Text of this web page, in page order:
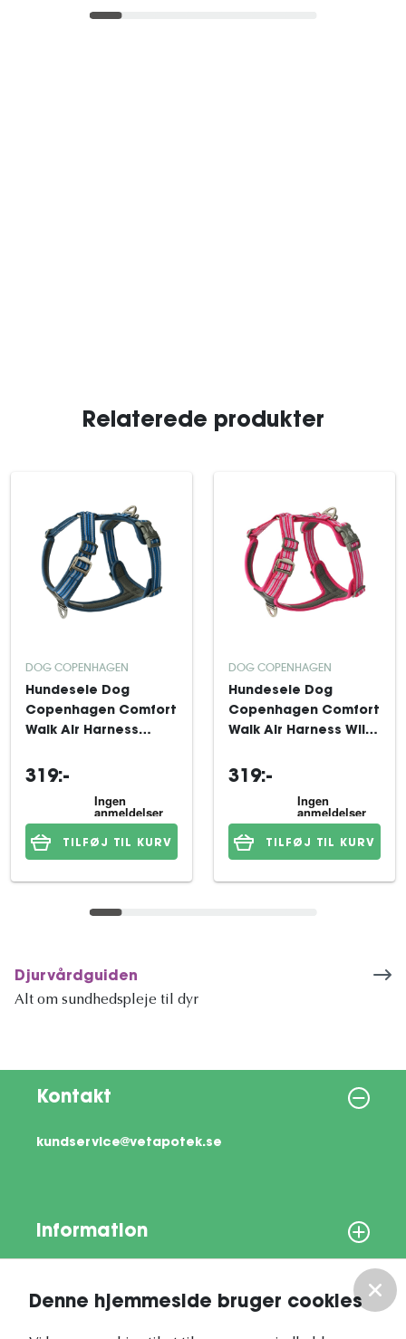
Denne hjemmeside bruger cookies
Relaterede produkter
DOG COPENHAGEN
Hundesele Dog
Copenhagen Comfort
Walk Air Harness
319:-
TILFØJ TIL KURV
DOG COPENHAGEN
Hundesele Dog
Copenhagen Comfort
Walk Air Harness Wild
319:-
TILFØJ TIL KURV
Djurvårdguiden
Alt om sundhedspleje til dyr
Kontakt
kundservice@vetapotek.se
Information